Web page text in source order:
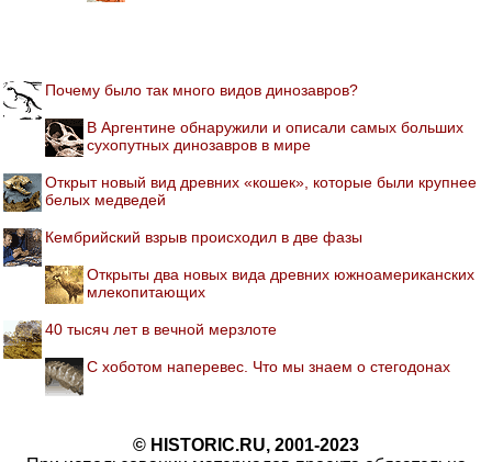
Почему было так много видов динозавров?
В Аргентине обнаружили и описали самых больших
сухопутных динозавров в мире
Открыт новый вид древних «кошек», которые были крупнее
белых медведей
Кембрийский взрыв происходил в две фазы
Открыты два новых вида древних южноамериканских
млекопитающих
40 тысяч лет в вечной мерзлоте
С хоботом наперевес. Что мы знаем о стегодонах
© HISTORIC.RU, 2001-2023